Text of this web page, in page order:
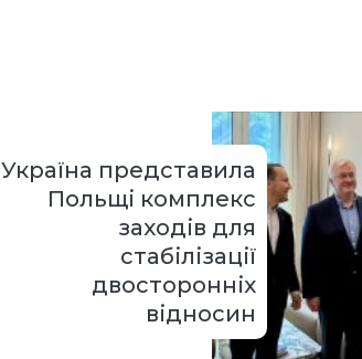
Україна представила
Польщі комплекс
заходів для
стабілізації
двосторонніх
відносин